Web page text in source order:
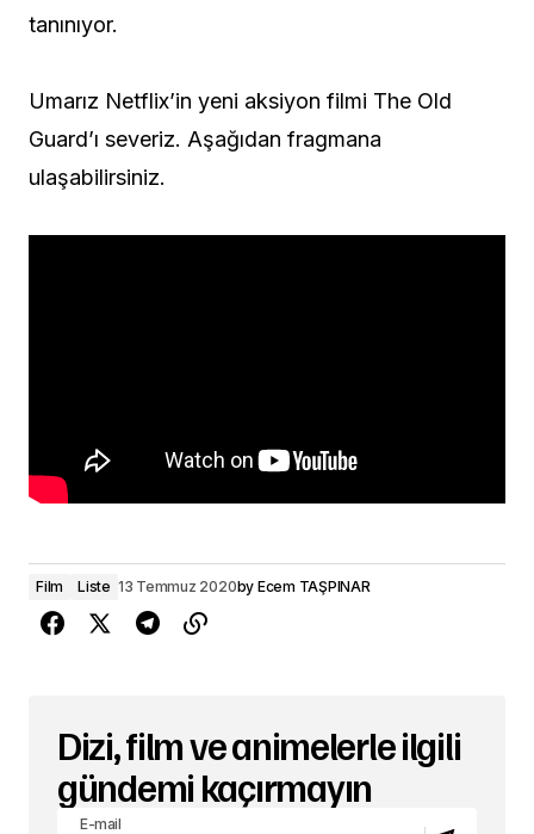
tanınıyor.
Umarız Netflix’in yeni aksiyon filmi The Old
Guard’ı severiz. Aşağıdan fragmana
ulaşabilirsiniz.
Film Liste 13 Temmuz 2020by Ecem TAŞPINAR
Dizi, film ve animelerle ilgili
gündemi kaçırmayın
E-mail